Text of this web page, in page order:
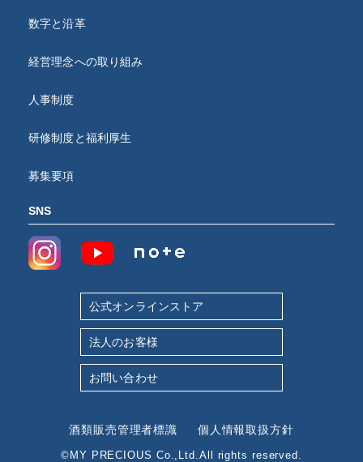
数字と沿革
経営理念への取り組み
人事制度
研修制度と福利厚生
募集要項
SNS
公式オンラインストア
法人のお客様
お問い合わせ
酒類販売管理者標識 個人情報取扱方針
©MY PRECIOUS Co.,Ltd.All rights reserved.